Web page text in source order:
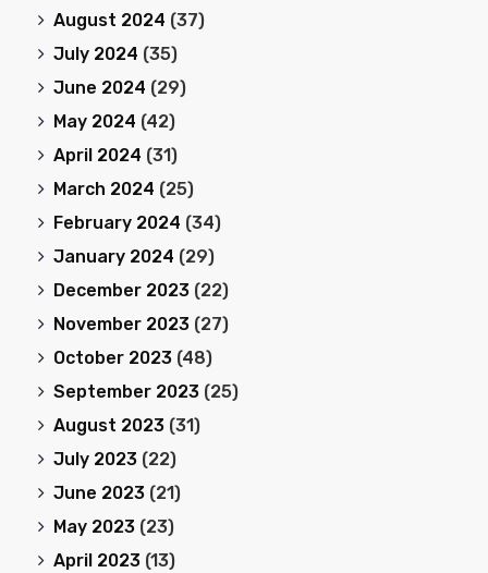
August 2024 (37)
July 2024 (35)
June 2024 (29)
May 2024 (42)
April 2024 (31)
March 2024 (25)
February 2024 (34)
January 2024 (29)
December 2023 (22)
November 2023 (27)
October 2023 (48)
September 2023 (25)
August 2023 (31)
July 2023 (22)
June 2023 (21)
May 2023 (23)
April 2023 (13)